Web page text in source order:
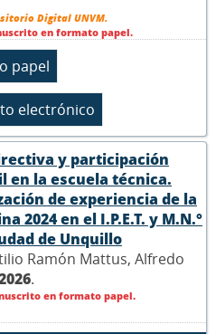
Digital UNVM.
en formato papel.
y participación
en la escuela técnica.
de experiencia de la
2024 en el I.P.E.T. y M.N.°
de Unquillo
Ramón Mattus, Alfredo
.
en formato papel.